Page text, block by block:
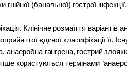
гнійної (банальної) гострої інфекції.
Клінічне розмаїття варіантів
єдиної класифікації її.
анаеробна гангрена, гострий
користуються термінами